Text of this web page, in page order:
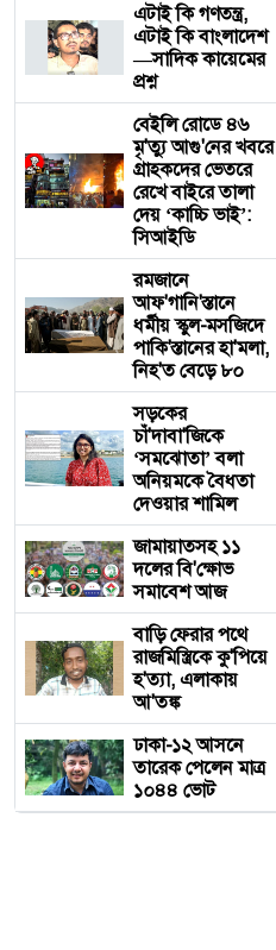
এটাই কি গণতন্ত্র,
এটাই কি বাংলাদেশ
—সাদিক কায়েমের
প্রশ্ন
বেইলি রোডে ৪৬
মৃ'ত্যু আগু'নের খবরে
গ্রাহকদের ভেতরে
রেখে বাইরে তালা
দেয় ‘কাচ্চি ভাই’:
সিআইডি
রমজানে
আফ'গানি'স্তানে
ধর্মীয় স্কুল-মসজিদে
পাকি'স্তানের হা'মলা,
নিহ'ত বেড়ে ৮০
সড়কের
চাঁ'দাবা'জিকে
‘সমঝোতা’ বলা
অনিয়মকে বৈধতা
দেওয়ার শামিল
জামায়াতসহ ১১
দলের বি'ক্ষোভ
সমাবেশ আজ
বাড়ি ফেরার পথে
রাজমিস্ত্রিকে কু'পিয়ে
হ'ত্যা, এলাকায়
আ'তঙ্ক
ঢাকা-১২ আসনে
তারেক পেলেন মাত্র
১০৪৪ ভোট